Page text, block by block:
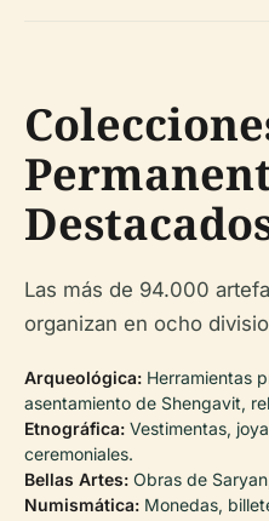
Las más de 94.000
organizan en ocho
Arqueológica: Herramientas
asentamiento de Shengavit,
Etnográfica: Vestimentas,
ceremoniales.
Bellas Artes: Obras de
Numismática: Monedas,